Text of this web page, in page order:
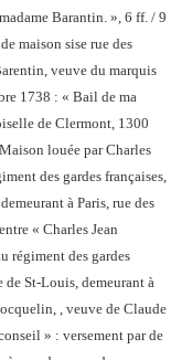
Barantin. », 6 ff. / 9
maison sise rue des
veuve du marquis
1738 : « Bail de ma
de Clermont, 1300
louée par Charles
des gardes françaises,
à Paris, rue des
« Charles Jean
régiment des gardes
St-Louis, demeurant à
, veuve de Claude
» : versement par de